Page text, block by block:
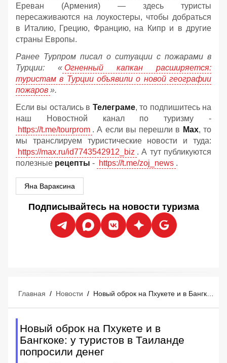
Ереван (Армения) — здесь туристы
пересаживаются на лоукостеры, чтобы добраться
в Италию, Грецию, Францию, на Кипр и в другие
страны Европы.
Ранее Турпром писал о ситуации с пожарами в
Турции: « Огненный капкан расширяется:
туристам в Турции объявили о новой географии
пожаров ».
Если вы остались в Телеграме, то подпишитесь на
наш Новостной канал по туризму -
https://t.me/tourprom . А если вы перешли в Мах, то
мы транслируем туристические новости и туда:
https://max.ru/id7743542912_biz . А тут публикуются
полезные рецепты - https://t.me/zoj_news .
Яна Вараксина
Подписывайтесь на новости туризма
Главная / Новости /
Новый оброк на Пхукете и в
Бангкоке: у туристов в Таиланде
попросили денег